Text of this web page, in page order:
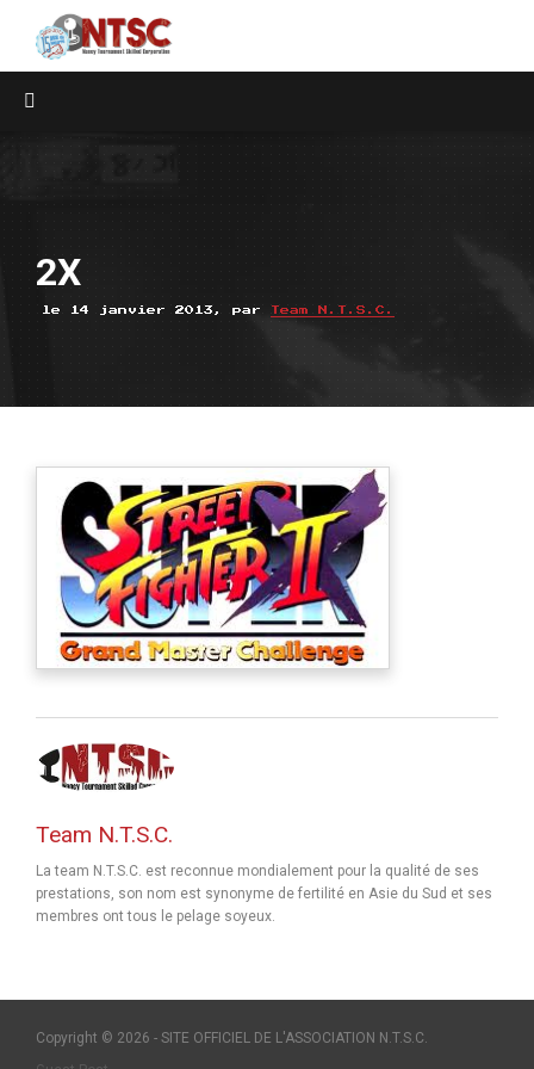
2X
le 14 janvier 2013, par Team N.T.S.C.
Team N.T.S.C.
La team N.T.S.C. est reconnue mondialement pour la qualité de ses
prestations, son nom est synonyme de fertilité en Asie du Sud et ses
membres ont tous le pelage soyeux.
Copyright © 2026 - SITE OFFICIEL DE L'ASSOCIATION N.T.S.C.